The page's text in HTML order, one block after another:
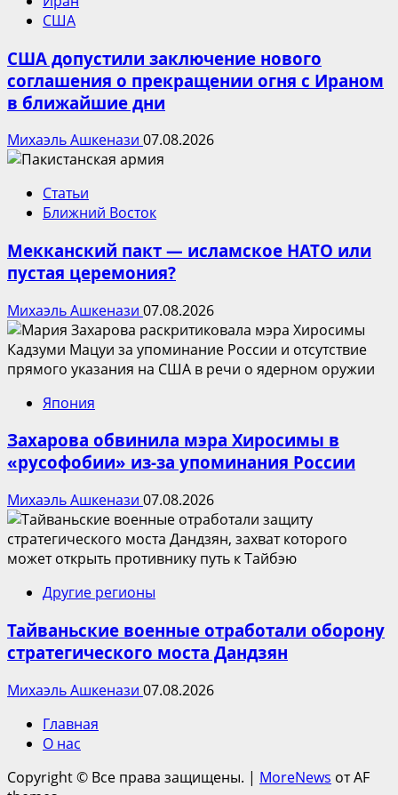
США
США допустили заключение нового
соглашения о прекращении огня с Ираном
в ближайшие дни
Михаэль Ашкенази 07.08.2026
Статьи
Ближний Восток
Мекканский пакт — исламское НАТО или
пустая церемония?
Михаэль Ашкенази 07.08.2026
Япония
Захарова обвинила мэра Хиросимы в
«русофобии» из-за упоминания России
Михаэль Ашкенази 07.08.2026
Другие регионы
Тайваньские военные отработали оборону
стратегического моста Дандзян
Михаэль Ашкенази 07.08.2026
Главная
О нас
Copyright © Все права защищены. | MoreNews от AF